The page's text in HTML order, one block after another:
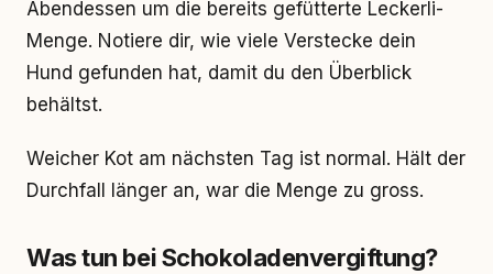
Abendessen um die bereits gefütterte Leckerli-
Menge. Notiere dir, wie viele Verstecke dein
Hund gefunden hat, damit du den Überblick
behältst.
Weicher Kot am nächsten Tag ist normal. Hält der
Durchfall länger an, war die Menge zu gross.
Was tun bei Schokoladenvergiftung?